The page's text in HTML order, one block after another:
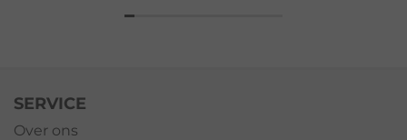
SERVICE
Over ons